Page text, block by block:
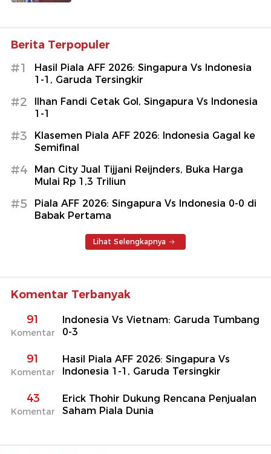
Berita Terpopuler
#1
Hasil Piala AFF 2026: Singapura Vs Indonesia
1-1, Garuda Tersingkir
#2
Ilhan Fandi Cetak Gol, Singapura Vs Indonesia
1-1
#3
Klasemen Piala AFF 2026: Indonesia Gagal ke
Semifinal
#4
Man City Jual Tijjani Reijnders, Buka Harga
Mulai Rp 1,3 Triliun
#5
Piala AFF 2026: Singapura Vs Indonesia 0-0 di
Babak Pertama
Lihat Selengkapnya
Komentar Terbanyak
91
Komentar
Indonesia Vs Vietnam: Garuda Tumbang
0-3
91
Komentar
Hasil Piala AFF 2026: Singapura Vs
Indonesia 1-1, Garuda Tersingkir
43
Komentar
Erick Thohir Dukung Rencana Penjualan
Saham Piala Dunia